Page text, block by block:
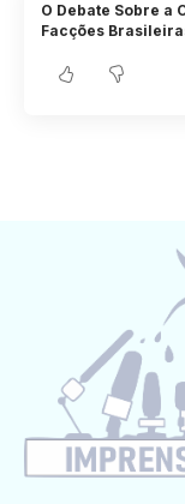
O Debate Sobre a
Facções